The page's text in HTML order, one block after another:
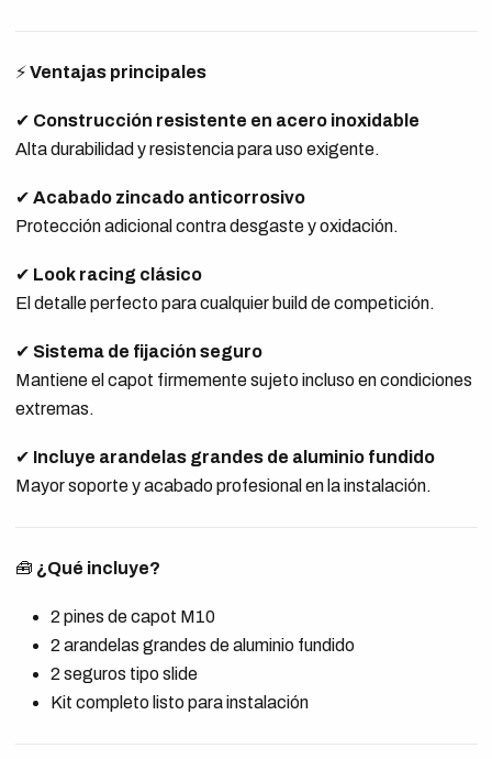
⚡Ventajas principales
✔ Construcción resistente en acero inoxidable
Alta durabilidad y resistencia para uso exigente.
✔ Acabado zincado anticorrosivo
Protección adicional contra desgaste y oxidación.
✔ Look racing clásico
El detalle perfecto para cualquier build de competición.
✔ Sistema de fijación seguro
Mantiene el capot firmemente sujeto incluso en condiciones
extremas.
✔ Incluye arandelas grandes de aluminio fundido
Mayor soporte y acabado profesional en la instalación.
🧰 ¿Qué incluye?
2 pines de capot M10
2 arandelas grandes de aluminio fundido
2 seguros tipo slide
Kit completo listo para instalación